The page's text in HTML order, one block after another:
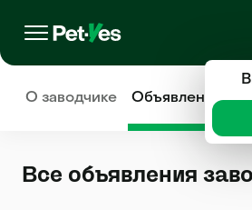
О заводчике Объявления
Все объявления